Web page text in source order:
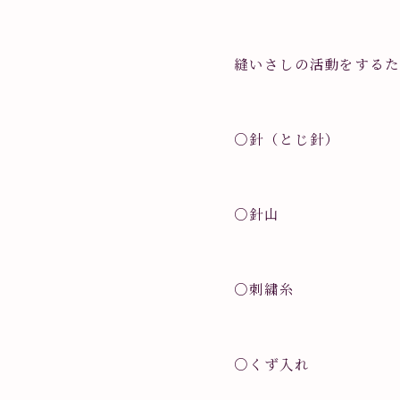
縫いさしの活動をする
○針（とじ針）
○針山
○刺繍糸
○くず入れ